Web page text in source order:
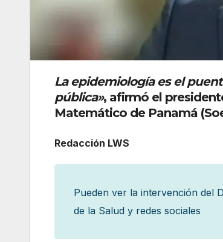
La epidemiología es el
pública», afirmó el
Matemático de Panamá
Redacción LWS
Pueden ver la intervención del
de la Salud y redes sociales